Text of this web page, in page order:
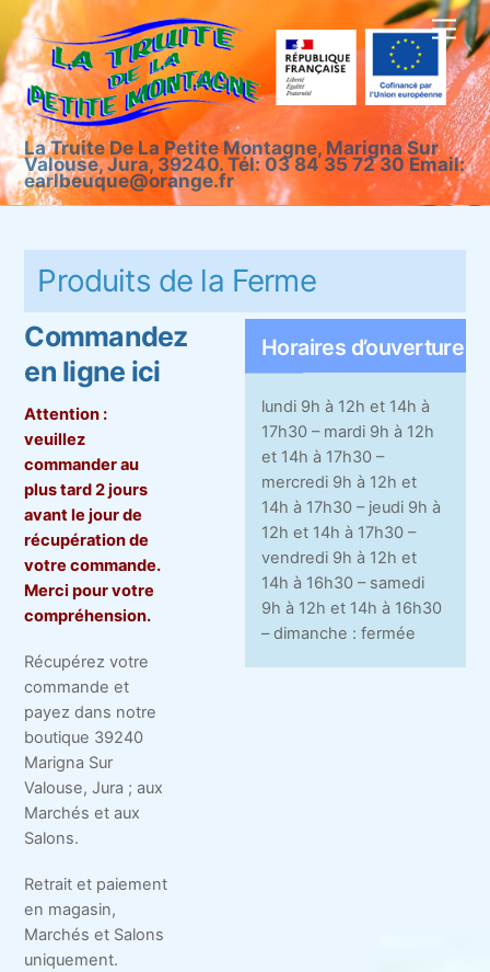
Skip
to
content
La Truite De La Petite Montagne, Marigna Sur
Valouse, Jura, 39240. Tél: 03 84 35 72 30 Email:
earlbeuque@orange.fr
Produits de la Ferme
Commandez
en ligne ici
Attention :
veuillez
commander au
plus tard 2 jours
avant le jour de
récupération de
votre commande.
Merci pour votre
compréhension.
Récupérez votre
commande et
payez dans notre
boutique 39240
Marigna Sur
Valouse, Jura ; aux
Marchés et aux
Salons.
Retrait et paiement
en magasin,
Marchés et Salons
uniquement.
Horaires d’ouverture
lundi 9h à 12h et 14h à
17h30 – mardi 9h à 12h
et 14h à 17h30 –
mercredi 9h à 12h et
14h à 17h30 – jeudi 9h à
12h et 14h à 17h30 –
vendredi 9h à 12h et
14h à 16h30 – samedi
9h à 12h et 14h à 16h30
– dimanche : fermée